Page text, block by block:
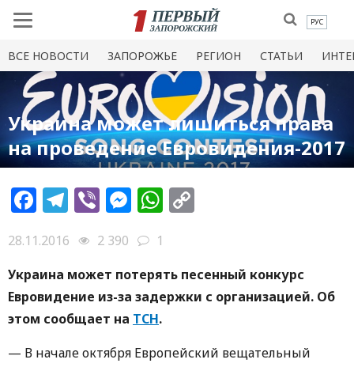
РУС
ВСЕ НОВОСТИ ЗАПОРОЖЬЕ РЕГИОН СТАТЬИ
Украина может лишиться права
на проведение Евровидения-2017
Facebook
Telegram
ViberMessenger
WhatsApp
28.11.2016 2 390
1
Украина может потерять песенный конкурс
Евровидение из-за задержки с организацией. Об
этом сообщает на ТСН.
— В начале октября Европейский вещательный